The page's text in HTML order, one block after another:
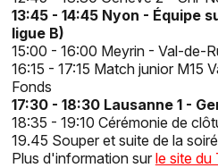
13:45 - 14:45 Nyon - Équipe
ligue B)
15:00 - 16:00 Meyrin - Val-de-
16:15 - 17:15 Match junior M15
Fonds
17:30 - 18:30 Lausanne 1 -
18:35 - 19:10 Cérémonie de
19.45 Souper et suite de la
Plus d'information sur le site du